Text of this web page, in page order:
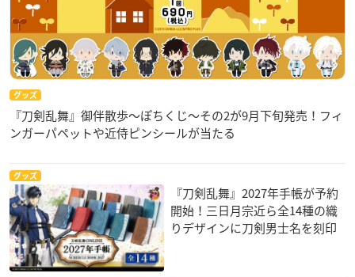
グッズ
『刀剣乱舞』御伴散歩～ぽちくじ～その2が9月下旬発売！フィ
ンガーパペットや近侍ピンシールが当たる
グッズ
『刀剣乱舞』2027年手帳が予約
開始！三日月宗近ら全14種の織
りデザインに刀剣男士名を刻印